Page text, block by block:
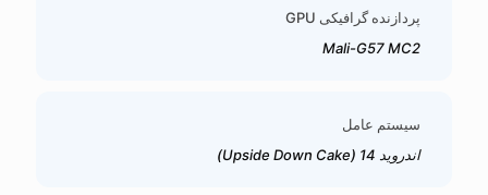
پردازنده گرافیکی GPU
Mali-G57 MC2
سیستم عامل
اندروید 14 (Upside Down Cake)